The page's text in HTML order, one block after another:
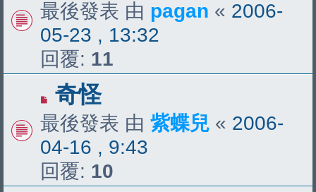
最後發表 由 pagan « 2006-
05-23 , 13:32
回覆: 11
奇怪
最後發表 由 紫蝶兒 « 2006-
04-16 , 9:43
回覆: 10